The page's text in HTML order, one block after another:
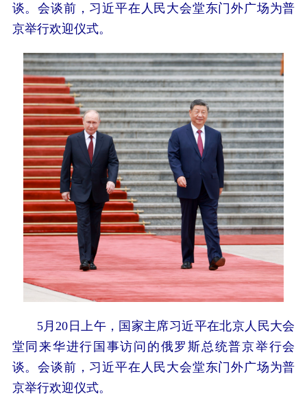
谈。会谈前，习近平在人民大会堂东门外广场为普
京举行欢迎仪式。
5月20日上午，国家主席习近平在北京人民大会
堂同来华进行国事访问的俄罗斯总统普京举行会
谈。会谈前，习近平在人民大会堂东门外广场为普
京举行欢迎仪式。